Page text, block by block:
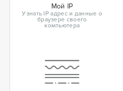
Мой IP
Узнать IP адрес и данные о
браузере своего
компьютера